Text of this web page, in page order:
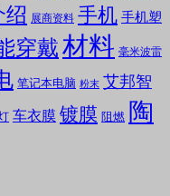
绍 展商资料 手机 手机塑
穿戴材料 毫米波雷
笔记本电脑 粉末 艾邦智
车衣膜 镀膜 阻燃 陶